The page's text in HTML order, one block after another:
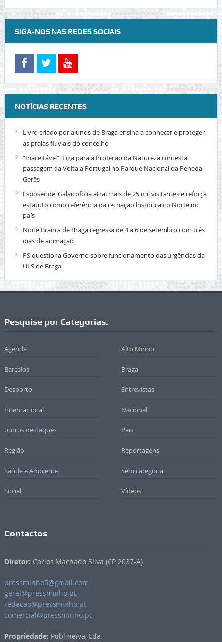
SIGA-NOS NAS REDES SOCIAIS
NOTÍCIAS RECENTES
Livro criado por alunos de Braga ensina a conhecer e proteger
as praias fluviais do concelho
“Inaceitável”. Liga para a Proteção da Natureza contesta
passagem da Volta a Portugal no Parque Nacional da Peneda-
Gerês
Esposende. Galaicofolia atrai mais de 25 mil visitantes e reforça
estatuto como referência da recriação histórica no Norte do
país
Noite Branca de Braga regressa de 4 a 6 de setembro com três
dias de animação
PS questiona Governo sobre funcionamento das urgências da
ULS de Braga
Pesquise por Categorias:
Agenda Alto Minho
Barcelos Braga
Desporto Entrevistas
Internacional Nacional
outros destaques País
Região Reportagens
Saúde e Ambiente Sem categoria
Social Vídeos
Contactos
Diretor: Carlos Machado Silva (CP 2037-A)
pressminho5@gmail.com
geral@pressminho.pt
redacao@pressminho.pt
comercial@pressminho.pt
Propriedade: Publineiva, Lda